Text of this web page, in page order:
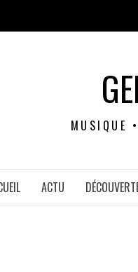
MUSIQUE
ACTU